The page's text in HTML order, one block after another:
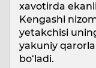
xavotirda
Kengashi
yetakchisi
yakuniy
bo‘ladi.